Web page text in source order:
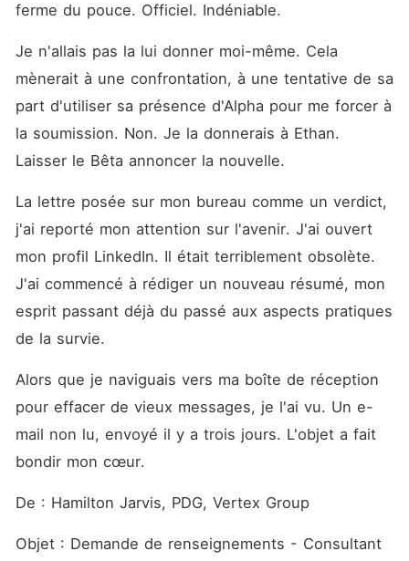
ferme du pouce. Officiel. Indéniable.
Je n'allais pas la lui donner moi-même. Cela
mènerait à une confrontation, à une tentative de sa
part d'utiliser sa présence d'Alpha pour me forcer à
la soumission. Non. Je la donnerais à Ethan.
Laisser le Bêta annoncer la nouvelle.
La lettre posée sur mon bureau comme un verdict,
j'ai reporté mon attention sur l'avenir. J'ai ouvert
mon profil LinkedIn. Il était terriblement obsolète.
J'ai commencé à rédiger un nouveau résumé, mon
esprit passant déjà du passé aux aspects pratiques
de la survie.
Alors que je naviguais vers ma boîte de réception
pour effacer de vieux messages, je l'ai vu. Un e-
mail non lu, envoyé il y a trois jours. L'objet a fait
bondir mon cœur.
De : Hamilton Jarvis, PDG, Vertex Group
Objet : Demande de renseignements - Consultant